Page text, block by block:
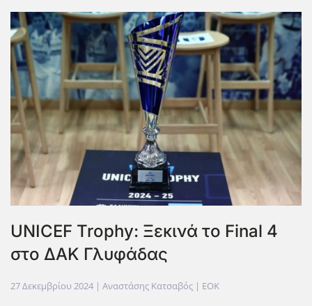
UNICEF Trophy: Ξεκινά το Final 4
στο ΔΑΚ Γλυφάδας
27 Δεκεμβρίου 2024 | Αναστάσης Κατσαβός | EOK